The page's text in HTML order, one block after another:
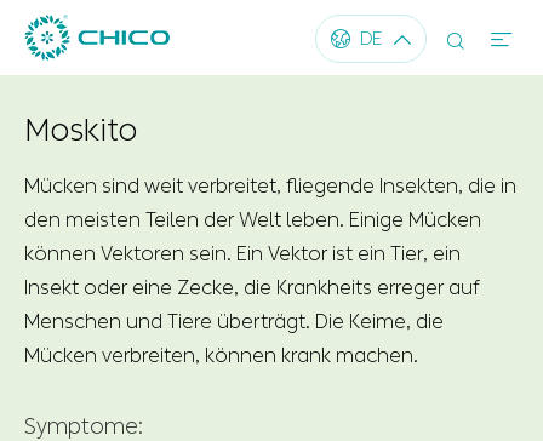
 DE   
Moskito
Mücken sind weit verbreitet, fliegende Insekten, die in
den meisten Teilen der Welt leben. Einige Mücken
können Vektoren sein. Ein Vektor ist ein Tier, ein
Insekt oder eine Zecke, die Krankheits erreger auf
Menschen und Tiere überträgt. Die Keime, die
Mücken verbreiten, können krank machen.
Symptome: